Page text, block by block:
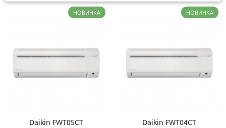
НОВИНКА
Daikin FWT05CT
НОВИНКА
Daikin FWT04CT